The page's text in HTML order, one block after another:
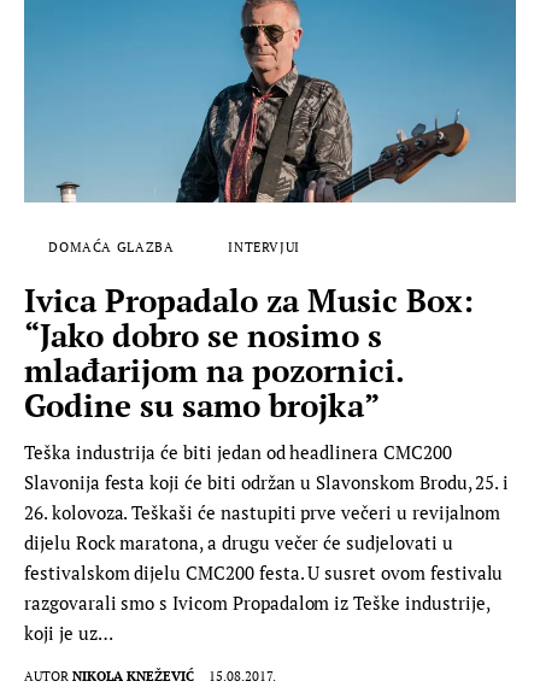
DOMAĆA GLAZBA INTERVJUI
Ivica Propadalo za Music Box:
“Jako dobro se nosimo s
mlađarijom na pozornici.
Godine su samo brojka”
Teška industrija će biti jedan od headlinera CMC200
Slavonija festa koji će biti održan u Slavonskom Brodu, 25. i
26. kolovoza. Teškaši će nastupiti prve večeri u revijalnom
dijelu Rock maratona, a drugu večer će sudjelovati u
festivalskom dijelu CMC200 festa. U susret ovom festivalu
razgovarali smo s Ivicom Propadalom iz Teške industrije,
koji je uz…
AUTOR NIKOLA KNEŽEVIĆ 15.08.2017.